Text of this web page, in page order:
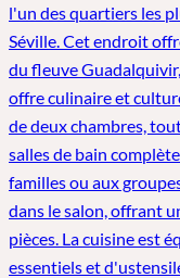
l'un des quartiers les
Séville. Cet endroit
du fleuve
offre culinaire et
de deux chambres,
salles de bain
familles ou aux
dans le salon, offrant
pièces. La cuisine est
essentiels et